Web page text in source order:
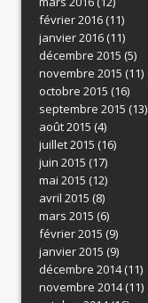
février 2016(11)
janvier 2016(11)
décembre 2015 (5)
novembre 2015 (11)
octobre 2015 (16)
septembre 2015 (13)
août 2015 (4)
juillet 2015 (16)
juin 2015 (17)
mai 2015 (12)
avril 2015 (8)
mars 2015 (6)
février 2015 (9)
janvier 2015 (9)
décembre 2014(11)
novembre 2014(11)